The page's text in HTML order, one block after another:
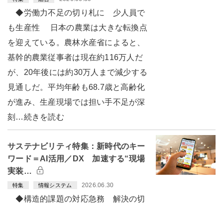
◆労働力不足の切り札に 少人員で
も生産性 日本の農業は大きな転換点
を迎えている。農林水産省によると、
基幹的農業従事者は現在約116万人だ
が、20年後には約30万人まで減少する
見通しだ。平均年齢も68.7歳と高齢化
が進み、生産現場では担い手不足が深
刻…続きを読む
サステナビリティ特集：新時代のキー
ワード＝AI活用／DX 加速する“現場
実装…
特集 情報システム 2026.06.30
◆構造的課題の対応急務 解決の切